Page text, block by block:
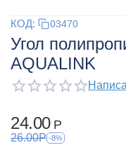
КОД: 03470
Угол
AQUALINK
24.00 Р
26.00Р -8%